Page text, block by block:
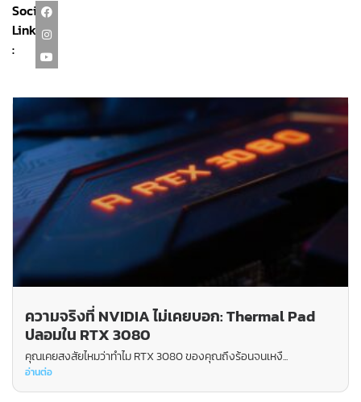
Social
Link
:
ความจริงที่ NVIDIA ไม่เคยบอก: Thermal Pad
ปลอมใน RTX 3080
คุณเคยสงสัยไหมว่าทำไม RTX 3080 ของคุณถึงร้อนจนเหงื...
อ่านต่อ